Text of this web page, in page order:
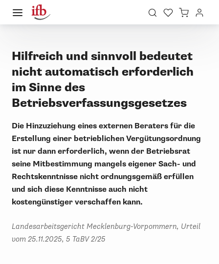
Hilfreich und sinnvoll bedeutet
nicht automatisch erforderlich
im Sinne des
Betriebsverfassungsgesetzes
Die Hinzuziehung eines externen Beraters für die
Erstellung einer betrieblichen Vergütungsordnung
ist nur dann erforderlich, wenn der Betriebsrat
seine Mitbestimmung mangels eigener Sach- und
Rechtskenntnisse nicht ordnungsgemäß erfüllen
und sich diese Kenntnisse auch nicht
kostengünstiger verschaffen kann.
Landesarbeitsgericht Mecklenburg-Vorpommern, Urteil
vom 25.11.2025, 5 TaBV 2/25